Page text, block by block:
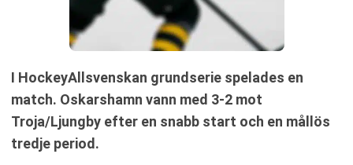
I HockeyAllsvenskan grundserie spelades en
match. Oskarshamn vann med 3-2 mot
Troja/Ljungby efter en snabb start och en mållös
tredje period.